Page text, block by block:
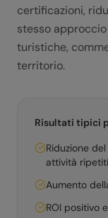
certificazioni,
stesso
turistiche,
territorio.
Risultati tipici
Riduzione
attività
Aumento
ROI positivo